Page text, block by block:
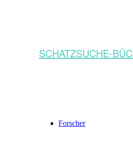
SCHATZSUCHE-
Forscher